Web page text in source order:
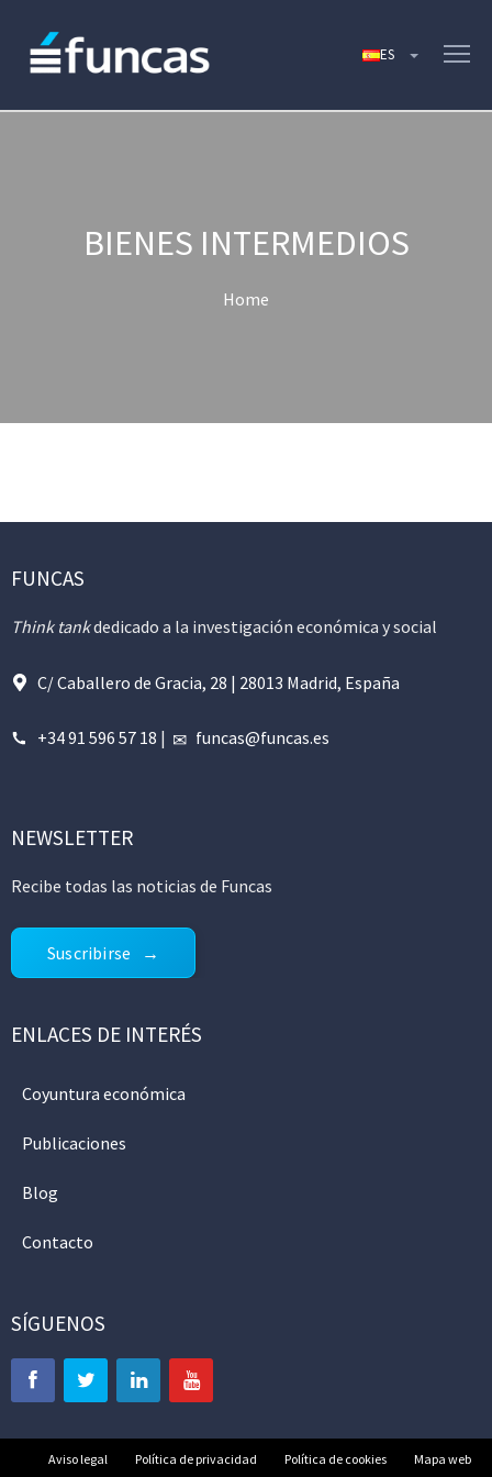
BIENES INTERMEDIOS
Home
FUNCAS
Think tankdedicado a la investigación económica y social
C/ Caballero de Gracia, 28 | 28013 Madrid, España
+34 91 596 57 18 | funcas@funcas.es
NEWSLETTER
Recibe todas las noticias de Funcas
Suscribirse
ENLACES DE INTERÉS
Coyuntura económica
Publicaciones
Blog
Contacto
SÍGUENOS
Aviso legal Política de privacidad Política de cookies Mapa web